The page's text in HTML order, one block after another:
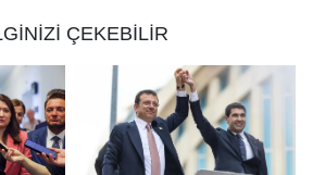
ÇEKEBİLİR